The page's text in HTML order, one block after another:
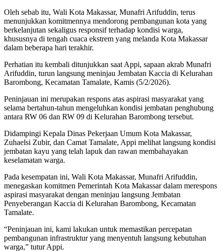
Oleh sebab itu, Wali Kota Makassar, Munafri Arifuddin, terus
menunjukkan komitmennya mendorong pembangunan kota yang
berkelanjutan sekaligus responsif terhadap kondisi warga,
khususnya di tengah cuaca ekstrem yang melanda Kota Makassar
dalam beberapa hari terakhir.
Perhatian itu kembali ditunjukkan saat Appi, sapaan akrab Munafri
Arifuddin, turun langsung meninjau Jembatan Kaccia di Kelurahan
Barombong, Kecamatan Tamalate, Kamis (5/2/2026).
Peninjauan ini merupakan respons atas aspirasi masyarakat yang
selama bertahun-tahun mengeluhkan kondisi jembatan penghubung
antara RW 06 dan RW 09 di Kelurahan Barombong tersebut.
Didampingi Kepala Dinas Pekerjaan Umum Kota Makassar,
Zuhaelsi Zubir, dan Camat Tamalate, Appi melihat langsung kondisi
jembatan kayu yang telah lapuk dan rawan membahayakan
keselamatan warga.
Pada kesempatan ini, Wali Kota Makassar, Munafri Arifuddin,
menegaskan komitmen Pemerintah Kota Makassar dalam merespons
aspirasi masyarakat dengan meninjau langsung Jembatan
Penyeberangan Kaccia di Kelurahan Barombong, Kecamatan
Tamalate.
“Peninjauan ini, kami lakukan untuk memastikan percepatan
pembangunan infrastruktur yang menyentuh langsung kebutuhan
warga,” tutur Appi.